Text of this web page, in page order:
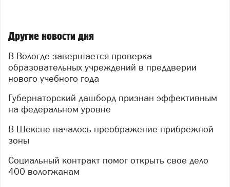
Другие новости дня
В Вологде завершается проверка
образовательных учреждений в преддверии
нового учебного года
Губернаторский дашборд признан эффективным
на федеральном уровне
В Шексне началось преображение прибрежной
зоны
Социальный контракт помог открыть свое дело
400 вологжанам